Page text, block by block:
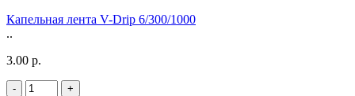
Капельная лента V-Drip 6/300/1000
..
3.00 р.
-
+